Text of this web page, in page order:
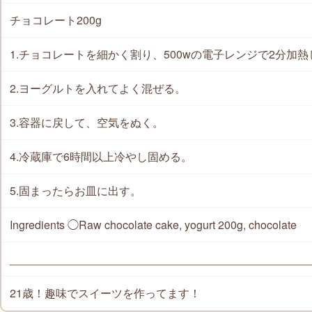
チョコレート200g
1.チョコレートを細かく割り、500wの電子レンジで2分加熱
2.ヨーグルトを入れてよく混ぜる。
3.容器に戻して、空気をぬく。
4.冷蔵庫で6時間以上冷やし固める。
5.固まったらお皿に出す。
Ingredients ◯Raw chocolate cake, yogurt 200g, chocolate
21歳！趣味でスイーツを作ってます！